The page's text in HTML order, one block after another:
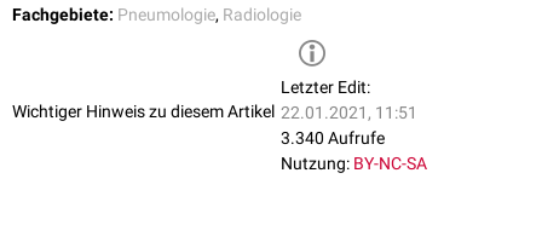
Fachgebiete: Pneumologie, Radiologie
Wichtiger Hinweis zu diesem Artikel
Letzter Edit:
22.01.2021, 11:51
3.340 Aufrufe
Nutzung: BY-NC-SA